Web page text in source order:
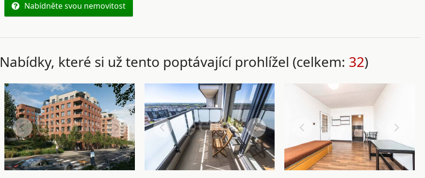
Nabídněte svou nemovitost
Nabídky, které si už tento poptávající prohlížel (celkem: 32)